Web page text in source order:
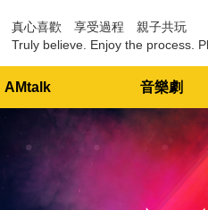
真心喜歡 享受過程 親子共玩
Truly believe. Enjoy the process.
AMtalk 音樂劇